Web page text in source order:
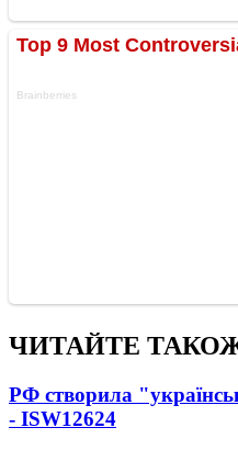
ЧИТАЙТЕ
РФ створила
- ISW12624